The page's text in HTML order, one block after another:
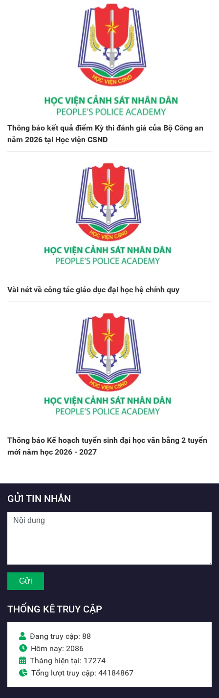
Thông báo kết quả điểm Kỳ thi đánh giá của Bộ Công an
năm 2026 tại Học viện CSND
Vài nét về công tác giáo dục đại học hệ chính quy
Thông báo Kế hoạch tuyển sinh đại học văn bằng 2 tuyển
mới năm học 2026 - 2027
GỬI TIN NHẮN
THỐNG KÊ TRUY CẬP
Đang truy cập: 88
Hôm nay: 2086
Tháng hiện tại: 17274
Tổng lượt truy cập: 44184867